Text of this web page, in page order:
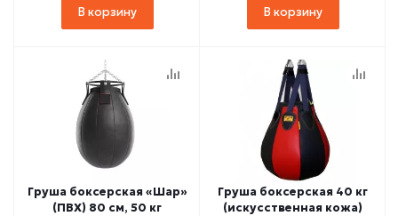
В корзину В корзину
Груша боксерская «Шар»
(ПВХ) 80 см, 50 кг
Груша боксерская 40 кг
(искусственная кожа)